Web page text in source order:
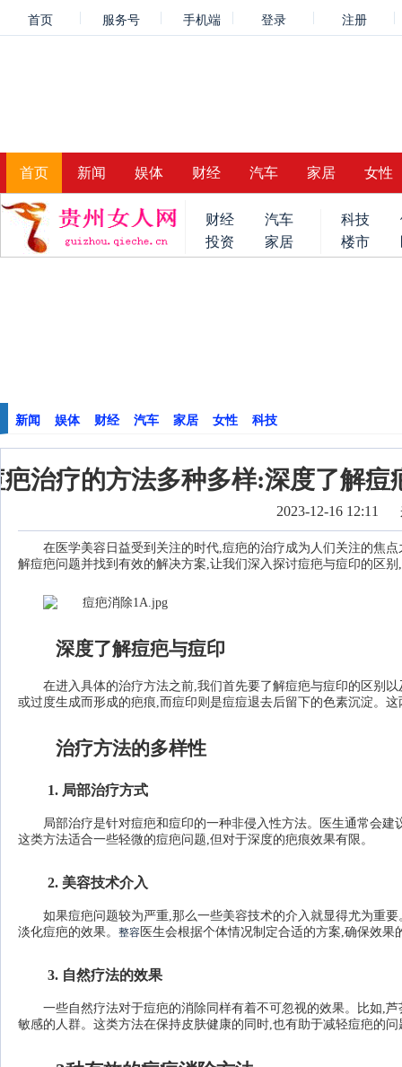
首页 服务号 手机端 登录 注册
首页 新闻 娱体 财经 汽车 家居 女性
财经
汽车
投资
家居
科技
楼市
新闻 娱体 财经 汽车 家居 女性 科技
治疗的方法多种多样:深度了解
2023-12-16 12:11
在医学美容日益受到关注的时代,痘疤的治疗成为人们关注的焦
解痘疤问题并找到有效的解决方案,让我们深入探讨痘疤与痘印的区
深度了解痘疤与痘印
在进入具体的治疗方法之前,我们首先要了解痘疤与痘印的区别
或过度生成而形成的疤痕,而痘印则是痘痘退去后留下的色素沉淀。
治疗方法的多样性
1. 局部治疗方式
局部治疗是针对痘疤和痘印的一种非侵入性方法。医生通常会
这类方法适合一些轻微的痘疤问题,但对于深度的疤痕效果有限。
2. 美容技术介入
如果痘疤问题较为严重,那么一些美容技术的介入就显得尤为重
淡化痘疤的效果。 整容 医生会根据个体情况制定合适的方案,确保效果
3. 自然疗法的效果
一些自然疗法对于痘疤的消除同样有着不可忽视的效果。比如,
敏感的人群。这类方法在保持皮肤健康的同时,也有助于减轻痘疤的问